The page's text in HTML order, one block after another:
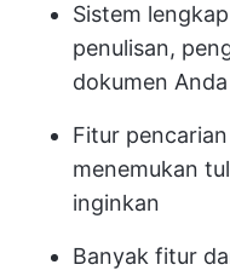
Sistem
penulisan,
dokumen Anda
Fitur
menemukan
inginkan
Banyak fitur